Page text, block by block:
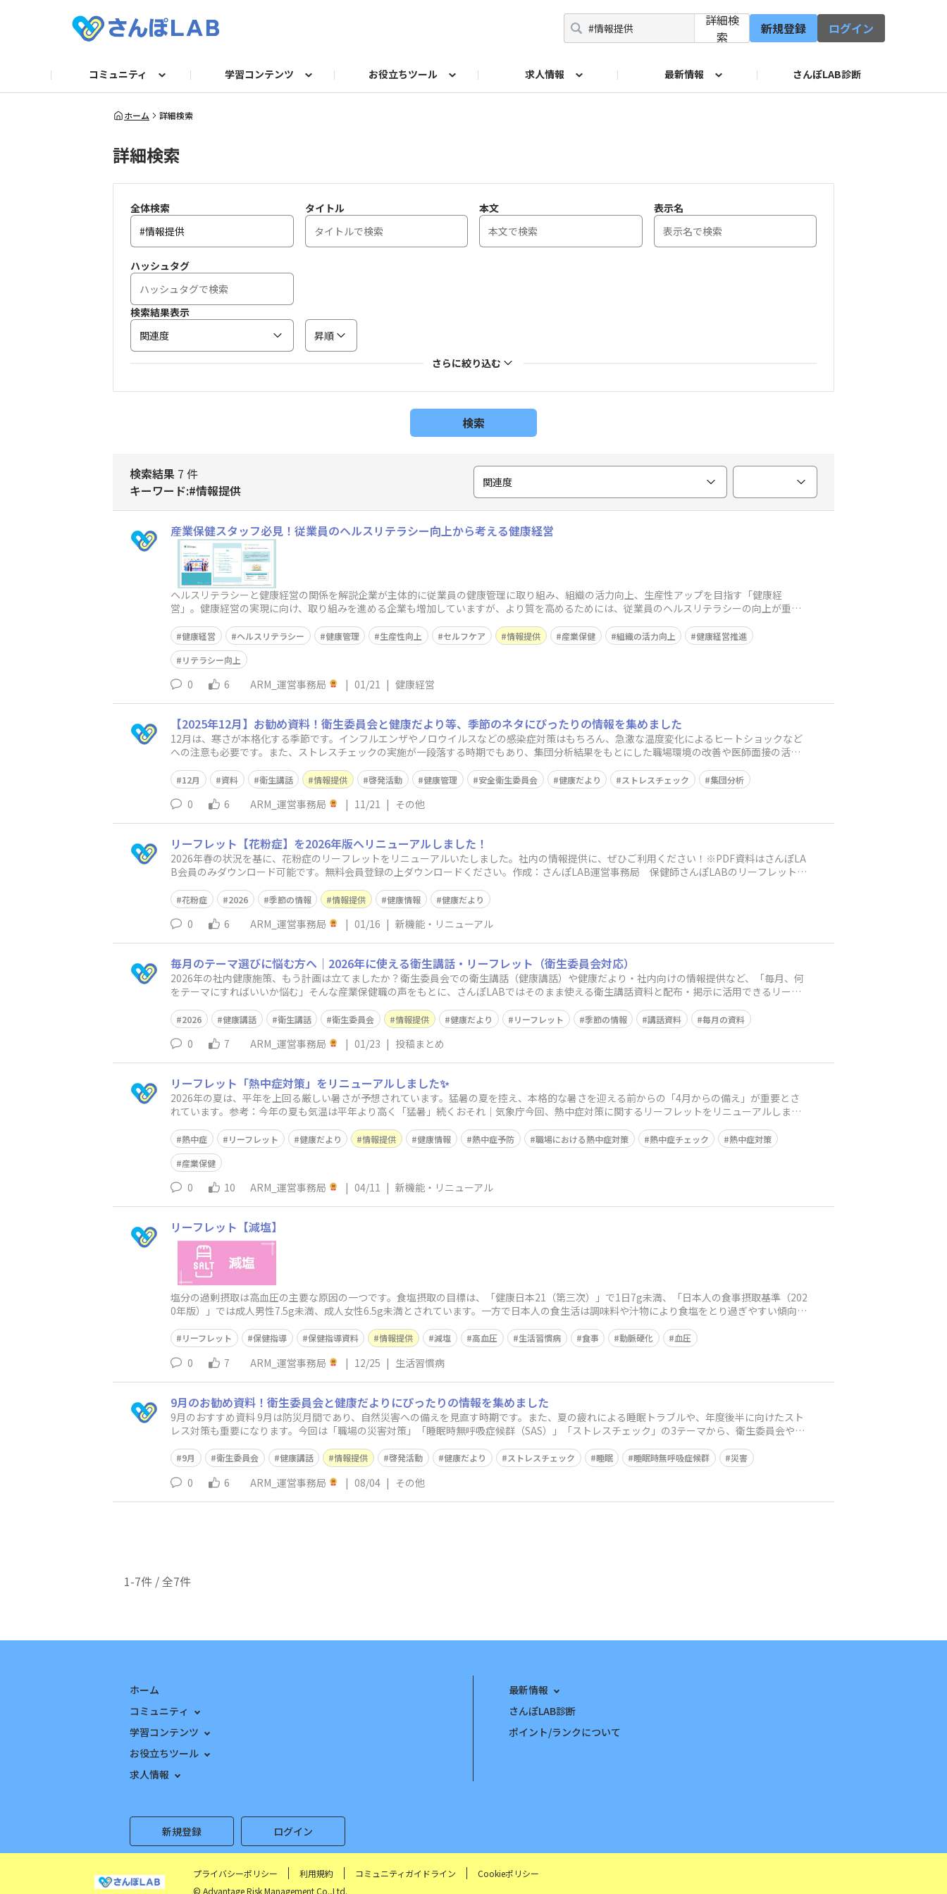
詳細検
索
新規登録 ログイン
コミュニティ
自己紹介 お困りごとQ＆A
学習コンテンツ
セミナー 動画
お役立ちツール
衛生講話資料
求人情報
求人TOP 産業医
最新情報
法令／旬ネタ
さんぽLAB診断
ホーム 詳細検索
詳細検索
全体検索 タイトル 本文 表示名
ハッシュタグ
検索結果表示
関連度
昇順
さらに絞り込む
検索
検索結果 7 件
キーワード:#情報提供
関連度
産業保健スタッフ必見！従業員のヘルスリテラシー向上から考える健康経営
ヘルスリテラシーと健康経営の関係を解説企業が主体的に従業員の健康管理に取り組み、組織の活力向上、生産性アップを目指す「健康経
営」。健康経営の実現に向け、取り組みを進める企業も増加していますが、より質を高めるためには、従業員のヘルスリテラシーの向上が重要
健康経営 ヘルスリテラシー 健康管理 生産性向上 セルフケア 情報提供 産業保健 組織の活力向上
健康経営推進
リテラシー向上
0 6 ARM_運営事務局 | 01/21 | 健康経営
【2025年12月】お勧め資料！衛生委員会と健康だより等、季節のネタにぴったりの情報を集めました
12月は、寒さが本格化する季節です。インフルエンザやノロウイルスなどの感染症対策はもちろん、急激な温度変化によるヒートショックなど
への注意も必要です。また、ストレスチェックの実施が一段落する時期でもあり、集団分析結果をもとにした職場環境の改善や医師面接の活用
12月 資料 衛生講話 情報提供 啓発活動 健康管理 安全衛生委員会 健康だより ストレスチェック 集団分析
0 6 ARM_運営事務局 | 11/21 | その他
リーフレット【花粉症】を2026年版へリニューアルしました！
2026年春の状況を基に、花粉症のリーフレットをリニューアルいたしました。社内の情報提供に、ぜひご利用ください！※PDF資料はさんぽLA
B会員のみダウンロード可能です。無料会員登録の上ダウンロードください。作成：さんぽLAB運営事務局 保健師さんぽLABのリーフレット社
花粉症 2026 季節の情報 情報提供 健康情報 健康だより
0 6 ARM_運営事務局 | 01/16 | 新機能・リニューアル
毎月のテーマ選びに悩む方へ｜2026年に使える衛生講話・リーフレット（衛生委員会対応）
2026年の社内健康施策、もう計画は立てましたか？衛生委員会での衛生講話（健康講話）や健康だより・社内向けの情報提供など、「毎月、何
をテーマにすればいいか悩む」そんな産業保健職の声をもとに、さんぽLABではそのまま使える衛生講話資料と配布・掲示に活用できるリーフ
2026 健康講話 衛生講話 衛生委員会 情報提供 健康だより リーフレット 季節の情報 講話資料 毎月の資料
0 7 ARM_運営事務局 | 01/23 | 投稿まとめ
リーフレット「熱中症対策」をリニューアルしました✨
2026年の夏は、平年を上回る厳しい暑さが予想されています。猛暑の夏を控え、本格的な暑さを迎える前からの「4月からの備え」が重要とさ
れています。参考：​今年の夏も気温は平年より高く「猛暑」続くおそれ｜気象庁​今回、熱中症対策に関するリーフレットをリニューアルしまし
熱中症 リーフレット 健康だより 情報提供 健康情報 熱中症予防 職場における熱中症対策 熱中症チェック
熱中症対策
産業保健
0 10 ARM_運営事務局 | 04/11 | 新機能・リニューアル
リーフレット【減塩】
塩分の過剰摂取は高血圧の主要な原因の一つです。食塩摂取の目標は、「健康日本21（第三次）」で1日7g未満、「日本人の食事摂取基準（202
0年版）」では成人男性7.5g未満、成人女性6.5g未満とされています。一方で日本人の食生活は調味料や汁物により食塩をとり過ぎやすい傾向が
リーフレット 保健指導 保健指導資料 情報提供 減塩 高血圧 生活習慣病 食事 動脈硬化 血圧
0 7 ARM_運営事務局 | 12/25 | 生活習慣病
9月のお勧め資料！衛生委員会と健康だよりにぴったりの情報を集めました
9月のおすすめ資料 9月は防災月間であり、自然災害への備えを見直す時期です。また、夏の疲れによる睡眠トラブルや、年度後半に向けたスト
レス対策も重要になります。今回は「職場の災害対策」「睡眠時無呼吸症候群（SAS）」「ストレスチェック」の3テーマから、衛生委員会や健
9月 衛生委員会 健康講話 情報提供 啓発活動 健康だより ストレスチェック 睡眠 睡眠時無呼吸症候群 災害
0 6 ARM_運営事務局 | 08/04 | その他
1-7件 / 全7件
ホーム
コミュニティ
学習コンテンツ
お役立ちツール
求人情報
最新情報
さんぽLAB診断
ポイント/ランクについて
新規登録 ログイン
プライバシーポリシー 利用規約 コミュニティガイドライン
Cookieポリシー
© Advantage Risk Management Co.,Ltd.